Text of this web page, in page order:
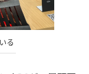
る